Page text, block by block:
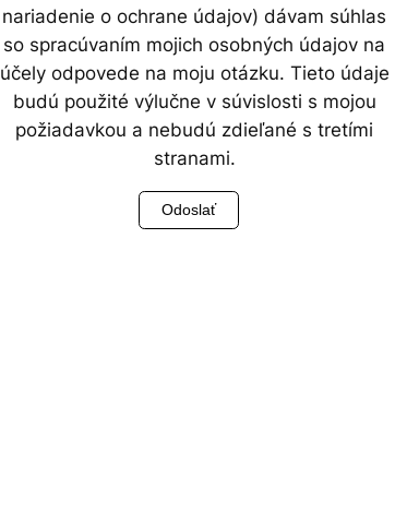
nariadenie o ochrane údajov) dávam súhlas
so spracúvaním mojich osobných údajov na
účely odpovede na moju otázku. Tieto údaje
budú použité výlučne v súvislosti s mojou
požiadavkou a nebudú zdieľané s tretími
stranami.